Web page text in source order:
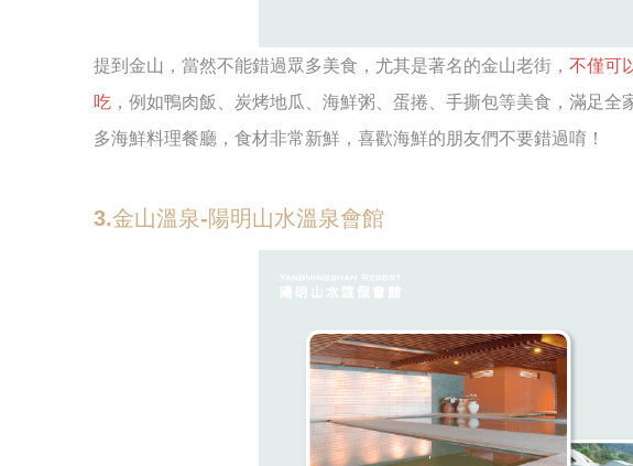
提到金山，當然不能錯過眾多美食，尤其是著名的金山老街， 不僅可
吃，例如鴨肉飯、炭烤地瓜、海鮮粥、蛋捲、手撕包等美食，滿足全
多海鮮料理餐廳，食材非常新鮮，喜歡海鮮的朋友們不要錯過唷！
3.金山溫泉-陽明山水溫泉會館